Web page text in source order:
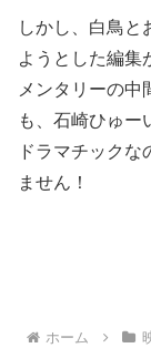
しかし、白鳥と
ようとした編集
メンタリーの
も、石崎ひゅー
ドラマチック
ません！
ホーム